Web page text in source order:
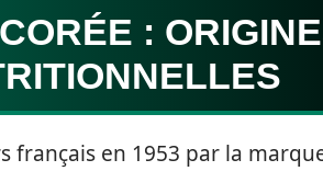
:
français en 1953 par la